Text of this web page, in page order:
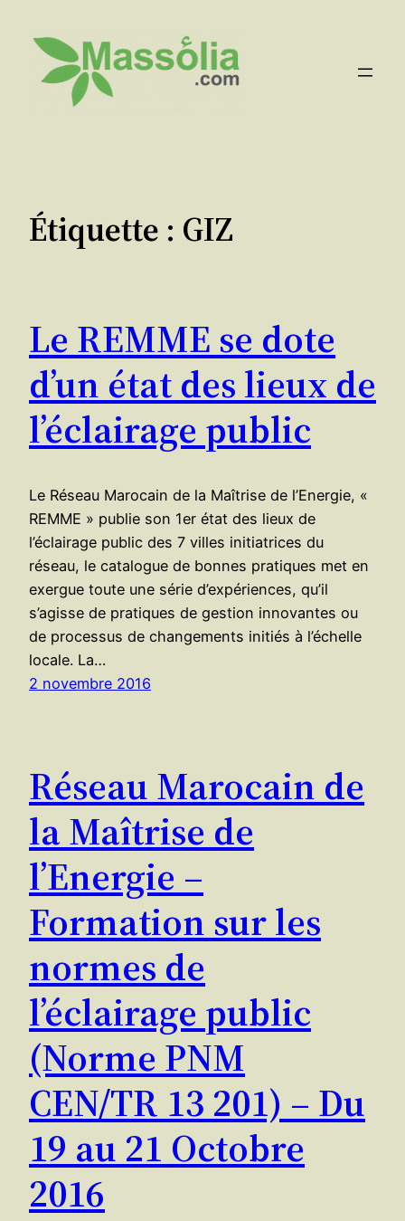
contenu
Étiquette : GIZ
Le REMME se dote
d’un état des lieux de
l’éclairage public
Le Réseau Marocain de la Maîtrise de l’Energie, «
REMME » publie son 1er état des lieux de
l’éclairage public des 7 villes initiatrices du
réseau, le catalogue de bonnes pratiques met en
exergue toute une série d’expériences, qu’il
s’agisse de pratiques de gestion innovantes ou
de processus de changements initiés à l’échelle
locale. La…
2 novembre 2016
Réseau Marocain de
la Maîtrise de
l’Energie –
Formation sur les
normes de
l’éclairage public
(Norme PNM
CEN/TR 13 201) – Du
19 au 21 Octobre
2016